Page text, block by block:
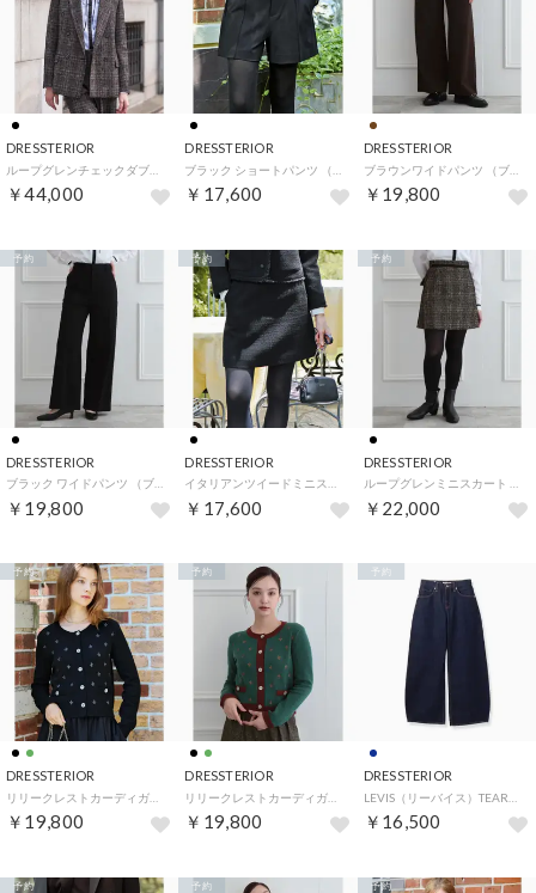
DRESSTERIOR
￥44,000
DRESSTERIOR
￥17,600
DRESSTERIOR
ブラウンワイドパンツ （ブラウン(044)）
￥19,800
DRESSTERIOR
￥19,800
予約
DRESSTERIOR
￥17,600
予約
DRESSTERIOR
￥22,000
予約
DRESSTERIOR
￥19,800
予約
DRESSTERIOR
￥19,800
予約
DRESSTERIOR
￥16,500
予約
予約 予約 予約